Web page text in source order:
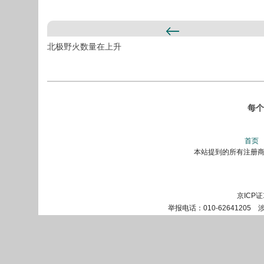
北极野火数量在上升
每
首页
本站提到的所有注册
京ICP
举报电话：010-62641205